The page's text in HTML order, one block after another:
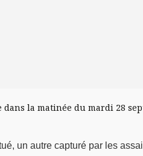
dans la matinée du mardi 28
un autre capturé par les